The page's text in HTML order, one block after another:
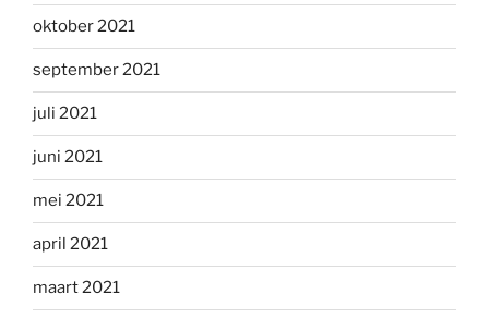
oktober 2021
september 2021
juli 2021
juni 2021
mei 2021
april 2021
maart 2021